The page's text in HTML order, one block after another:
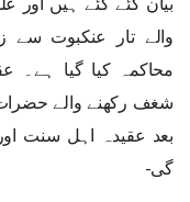
والے تار عنکبوت سے
محاکمہ کیا گیا ہے۔
شغف رکھنے والے
بعد عقیدہ اہل سنت
گی-